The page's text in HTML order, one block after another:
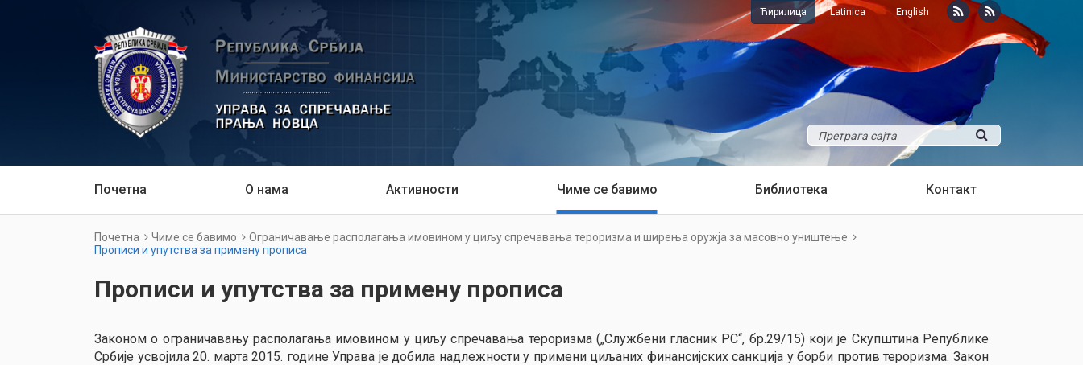
Ћирилица Latinica English
Почетна О нама Активности Чиме се бавимо Библиотека Контакт
Почетна Чиме се бавимо
Ограничавање располагања имовином у циљу спречавања тероризма и ширења оружја за масовно уништење
Прописи и упутства за примену прописа
Прописи и упутства за примену прописа
Законом о ограничавању располагања имовином у циљу спречавања тероризма („Службени гласник РС“, бр.29/15) који је Скупштина Републике
Србије усвојила 20. марта 2015. године Управа је добила надлежности у примени циљаних финансијских санкција у борби против тероризма. Закон